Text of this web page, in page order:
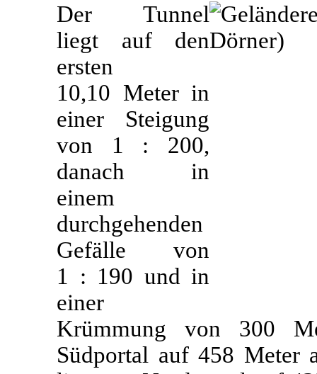
Der Tunnel
liegt auf den
ersten
10,10 Meter in
einer Steigung
von 1 : 200,
danach in
einem
durchgehenden
Gefälle von
1 : 190 und in
einer
Krümmung von 300
Südportal auf 458 Meter